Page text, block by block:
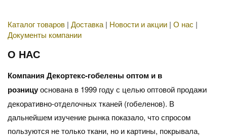
Каталог товаров | Доставка | Новости и акции | О нас |
Документы компании
О НАС
Компания Декортекс-гобелены оптом и в
розницуоснована в 1999 году с целью оптовой продажи
декоративно-отделочных тканей (гобеленов). В
дальнейшем изучение рынка показало, что спросом
пользуются не только ткани, но и картины, покрывала,